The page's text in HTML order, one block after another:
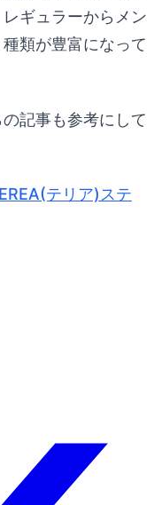
ギュラーからメン
類が豊富になって
記事も参考にして
テリア)ステ